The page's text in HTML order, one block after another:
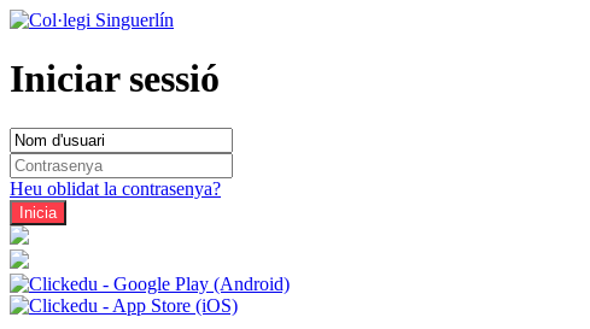
Iniciar sessió
Heu oblidat la contrasenya?